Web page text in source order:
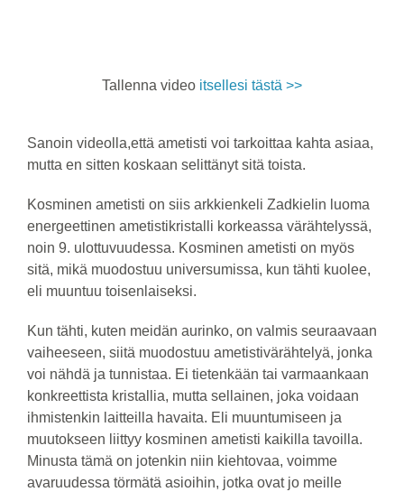
Tallenna video itsellesi tästä >>
Sanoin videolla,että ametisti voi tarkoittaa kahta asiaa,
mutta en sitten koskaan selittänyt sitä toista.
Kosminen ametisti on siis arkkienkeli Zadkielin luoma
energeettinen ametistikristalli korkeassa värähtelyssä,
noin 9. ulottuvuudessa. Kosminen ametisti on myös
sitä, mikä muodostuu universumissa, kun tähti kuolee,
eli muuntuu toisenlaiseksi.
Kun tähti, kuten meidän aurinko, on valmis seuraavaan
vaiheeseen, siitä muodostuu ametistivärähtelyä, jonka
voi nähdä ja tunnistaa. Ei tietenkään tai varmaankaan
konkreettista kristallia, mutta sellainen, joka voidaan
ihmistenkin laitteilla havaita. Eli muuntumiseen ja
muutokseen liittyy kosminen ametisti kaikilla tavoilla.
Minusta tämä on jotenkin niin kiehtovaa, voimme
avaruudessa törmätä asioihin, jotka ovat jo meille